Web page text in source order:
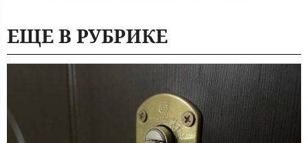
ЕЩЕ В РУБРИКЕ